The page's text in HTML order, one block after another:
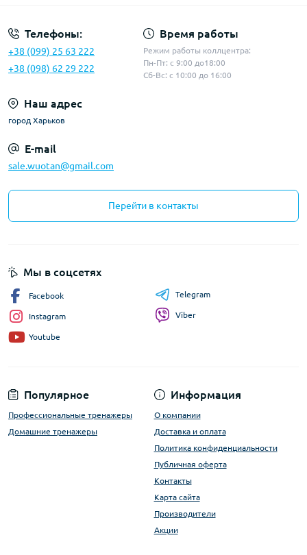
Телефоны:
+38 (099) 25 63 222
+38 (098) 62 29 222
Время работы
Режим работы коллцентра:
Пн-Пт: с 9:00 до18:00
Сб-Вс: с 10:00 до 16:00
Наш адрес
город Харьков
E-mail
sale.wuotan@gmail.com
Перейти в контакты
Популярное
Профессиональные тренажеры
Домашние тренажеры
Информация
О компании
Доставка и оплата
Политика конфиденциальности
Публичная оферта
Контакты
Карта сайта
Производители
Акции
Мы в соцсетях
Facebook
Instagram
Youtube
Telegram
Viber